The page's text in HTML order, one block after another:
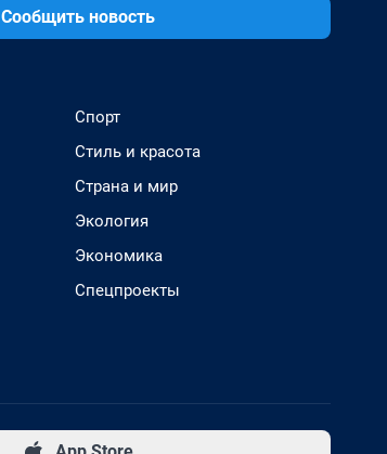
Сообщить новость
Спорт
Стиль и красота
Страна и мир
Экология
Экономика
Спецпроекты